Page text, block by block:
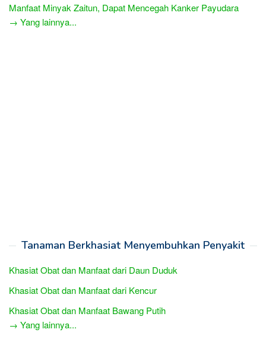
Manfaat Minyak Zaitun, Dapat Mencegah Kanker Payudara
→ Yang lainnya...
Tanaman Berkhasiat Menyembuhkan Penyakit
Khasiat Obat dan Manfaat dari Daun Duduk
Khasiat Obat dan Manfaat dari Kencur
Khasiat Obat dan Manfaat Bawang Putih
→ Yang lainnya...